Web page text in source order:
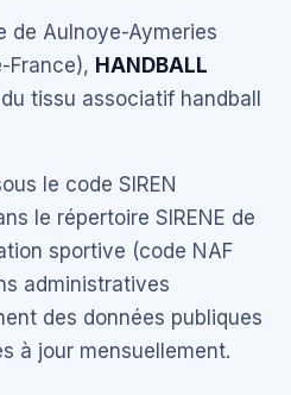
de Aulnoye-Aymeries
France), HANDBALL
tissu associatif handball
le code SIREN
le répertoire SIRENE de
sportive (code NAF
administratives
des données publiques
à jour mensuellement.